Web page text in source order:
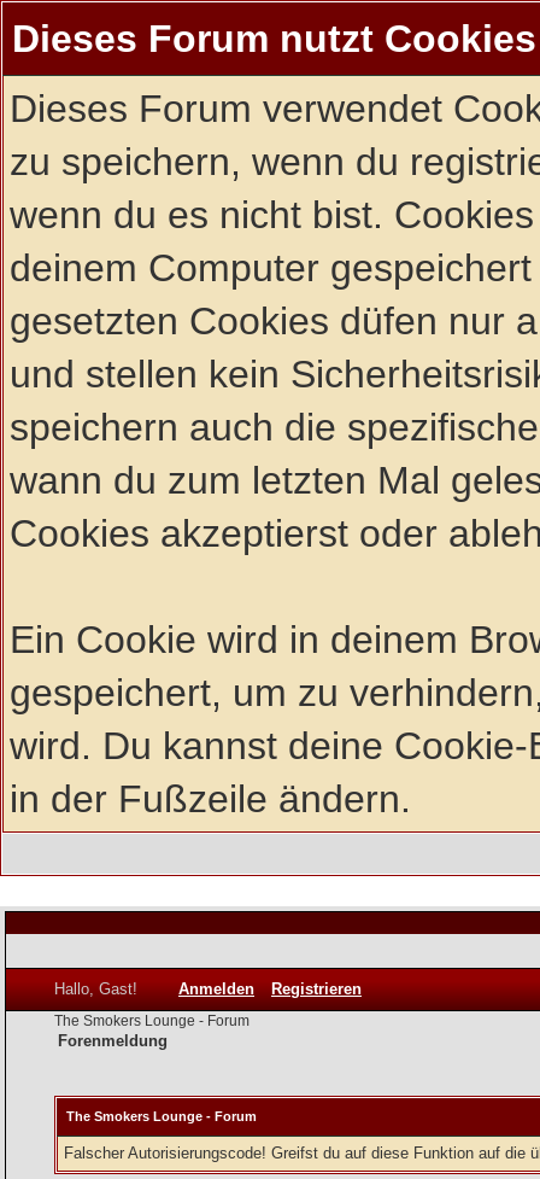
Dieses Forum nutzt Cookies
Dieses Forum verwendet
zu speichern, wenn du
wenn du es nicht bist.
deinem Computer
gesetzten Cookies düfen nur
und stellen kein
speichern auch die
wann du zum letzten Mal
Cookies akzeptierst oder
Ein Cookie wird in deinem
gespeichert, um zu
wird. Du kannst deine
in der Fußzeile ändern.
Hallo, Gast! Anmelden Registrieren
The Smokers Lounge - Forum
Forenmeldung
The Smokers Lounge - Forum
Falscher Autorisierungscode! Greifst du auf diese Funktion auf